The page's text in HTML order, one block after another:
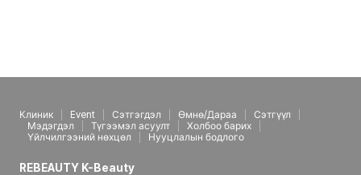
Клиник Event Сэтгэгдэл Өмнө/Дараа
Сэтгүүл
Мэдэгдэл
Түгээмэл асуулт
Холбоо барих
Үйлчилгээний нөхцөл
Нууцлалын бодлого
REBEAUTY K-Beauty